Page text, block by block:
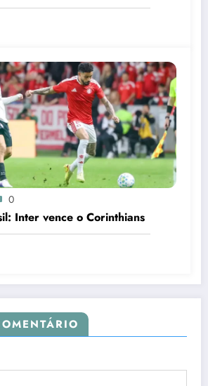
0
Inter vence o Corinthians